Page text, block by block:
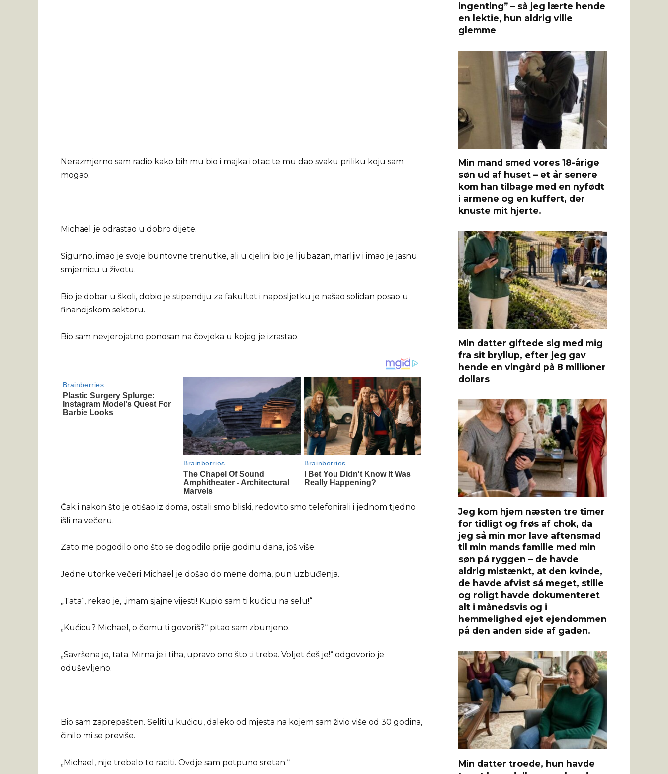
Nerazmjerno sam radio kako bih mu bio i majka i otac te mu dao svaku priliku koju sam
mogao.
Michael je odrastao u dobro dijete.
Sigurno, imao je svoje buntovne trenutke, ali u cjelini bio je ljubazan, marljiv i imao je jasnu
smjernicu u životu.
Bio je dobar u školi, dobio je stipendiju za fakultet i naposljetku je našao solidan posao u
financijskom sektoru.
Bio sam nevjerojatno ponosan na čovjeka u kojeg je izrastao.
Čak i nakon što je otišao iz doma, ostali smo bliski, redovito smo telefonirali i jednom tjedno
išli na večeru.
Zato me pogodilo ono što se dogodilo prije godinu dana, još više.
Jedne utorke večeri Michael je došao do mene doma, pun uzbuđenja.
„Tata“, rekao je, „imam sjajne vijesti! Kupio sam ti kućicu na selu!“
„Kućicu? Michael, o čemu ti govoriš?“ pitao sam zbunjeno.
„Savršena je, tata. Mirna je i tiha, upravo ono što ti treba. Voljet ćeš je!“ odgovorio je
oduševljeno.
Bio sam zaprepašten. Seliti u kućicu, daleko od mjesta na kojem sam živio više od 30 godina,
činilo mi se previše.
„Michael, nije trebalo to raditi. Ovdje sam potpuno sretan.“
ingenting” – så jeg lærte hende
en lektie, hun aldrig ville
glemme
Min mand smed vores 18-årige
søn ud af huset – et år senere
kom han tilbage med en nyfødt
i armene og en kuffert, der
knuste mit hjerte.
Min datter giftede sig med mig
fra sit bryllup, efter jeg gav
hende en vingård på 8 millioner
dollars
Jeg kom hjem næsten tre timer
for tidligt og frøs af chok, da
jeg så min mor lave aftensmad
til min mands familie med min
søn på ryggen – de havde
aldrig mistænkt, at den kvinde,
de havde afvist så meget, stille
og roligt havde dokumenteret
alt i månedsvis og i
hemmelighed ejet ejendommen
på den anden side af gaden.
Min datter troede, hun havde